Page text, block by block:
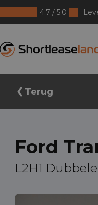
4.7 / 5.0
Terug
Ford
L2H1